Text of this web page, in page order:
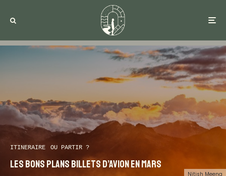
Nitish Meena
ITINERAIRE OU PARTIR ?
Les bons plans billets d’avion en mars